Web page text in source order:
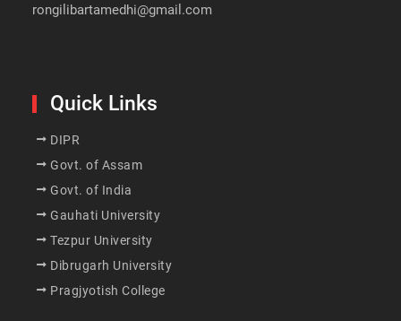
rongilibartamedhi@gmail.com
Quick Links
DIPR
Govt. of Assam
Govt. of India
Gauhati University
Tezpur University
Dibrugarh University
Pragjyotish College